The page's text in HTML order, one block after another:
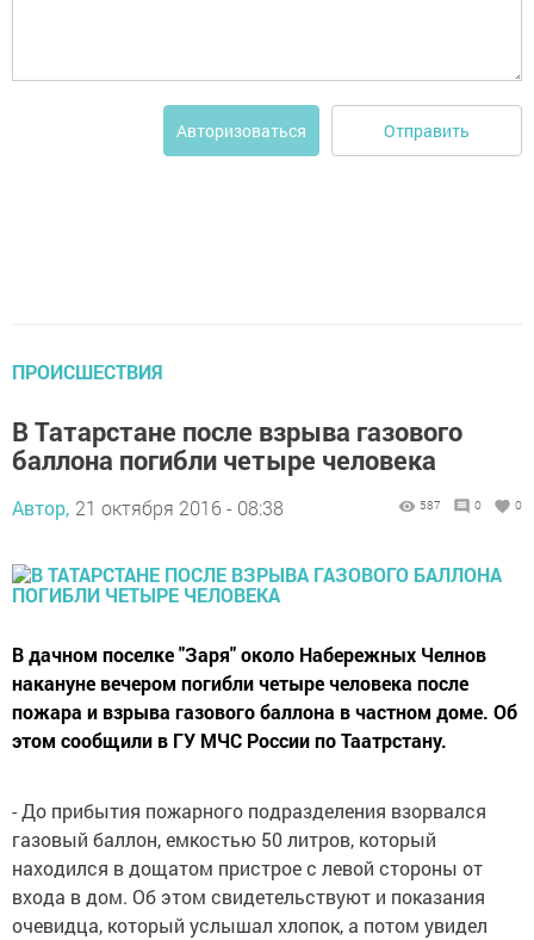
Авторизоваться Отправить
ПРОИСШЕСТВИЯ
В Татарстане после взрыва газового
баллона погибли четыре человека
Автор, 21 октября 2016 - 08:38 587 0 0
В дачном поселке "Заря" около Набережных Челнов
накануне вечером погибли четыре человека после
пожара и взрыва газового баллона в частном доме. Об
этом сообщили в ГУ МЧС России по Таатрстану.
- До прибытия пожарного подразделения взорвался
газовый баллон, емкостью 50 литров, который
находился в дощатом пристрое с левой стороны от
входа в дом. Об этом свидетельствуют и показания
очевидца, который услышал хлопок, а потом увидел